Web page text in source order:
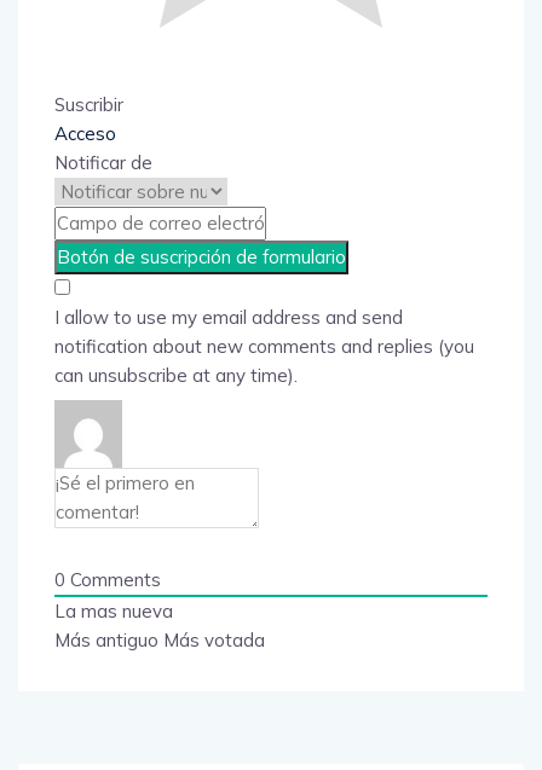
Suscribir
Acceso
Notificar de
I allow to use my email address and send
notification about new comments and replies (you
can unsubscribe at any time).
0 Comments
La mas nueva
Más antiguo Más votada